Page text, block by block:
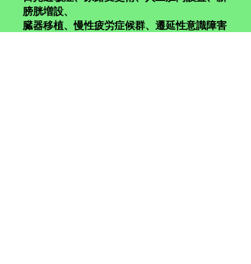
膀胱増設、
臓器移植、慢性疲労症候群、遷延性意識障害